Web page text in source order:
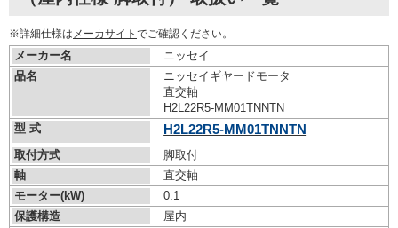
※詳細仕様は メーカサイト でご確認ください。
メーカー名
ニッセイ
品名
ニッセイギヤードモータ
直交軸
H2L22R5-MM01TNNTN
型 式
H2L22R5-MM01TNNTN
取付方式
脚取付
軸
直交軸
モーター(kW)
0.1
保護構造
屋内